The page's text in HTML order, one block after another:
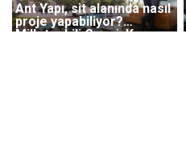
Ant Yapı, sit alanında nasıl
proje yapabiliyor?
Milletvekili Çepni: Koyu